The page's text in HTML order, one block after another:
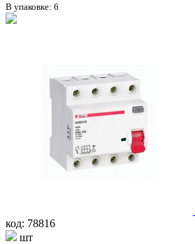
В упаковке: 6
код: 78816
шт